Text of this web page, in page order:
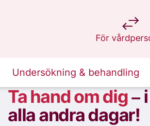
För
på 1177.se
Undersökning & behandling
Ta hand om dig–
alla andra dagar!